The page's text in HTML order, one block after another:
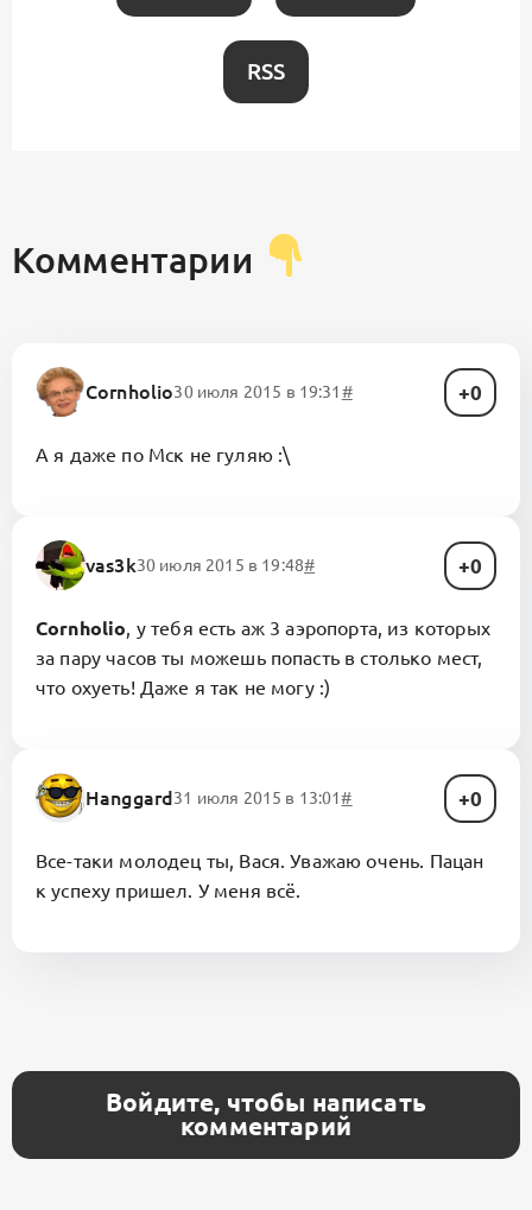
RSS
Комментарии
Cornholio30 июля 2015 в 19:31# 0
А я даже по Мск не гуляю :\
vas3k30 июля 2015 в 19:48# 0
Cornholio, у тебя есть аж 3 аэропорта, из которых
за пару часов ты можешь попасть в столько мест,
что охуеть! Даже я так не могу :)
Hanggard31 июля 2015 в 13:01# 0
Все-таки молодец ты, Вася. Уважаю очень. Пацан
к успеху пришел. У меня всё.
Войдите, чтобы написать
комментарий